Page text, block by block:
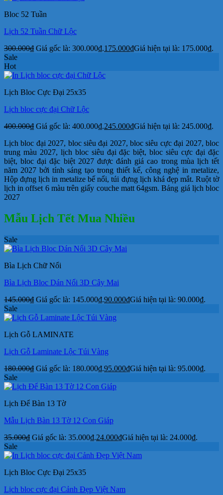
Bloc 52 Tuần
Lịch 52 Tuần Chữ Lộc
300.000₫ Giá gốc là: 300.000₫.175.000₫Giá hiện tại là: 175.000₫.
Sale
Hot
Lịch Bloc Cực Đại 25x35
Lịch bloc cực đại Chữ Lộc
400.000₫ Giá gốc là: 400.000₫.245.000₫Giá hiện tại là: 245.000₫.
Lịch bloc đại 2027, bloc siêu đại 2027, bloc siêu cực đại 2027, bloc
trung màu 2027, lịch bloc siêu đại đặc biệt, bloc siêu cực đại đặc
biệt, bloc đại đặc biệt 2027 được đánh giá cao trong mùa lịch tết
năm 2027 bởi tính sáng tạo trong thiết kế, công nghệ in metalize,
Hộp đựng lịch in metalize bế nổi, túi đựng lịch khá đẹp mắt. Ruột tờ
lịch in offset 6 màu trên giấy couche matt 64gsm. Bảng giá lịch bloc
2027
Mẫu Lịch Tết Mua Nhiều
Sale
Bìa Lịch Chữ Nổi
Bìa Lịch Bloc Dán Nổi 3D Cây Mai
145.000₫ Giá gốc là: 145.000₫.90.000₫Giá hiện tại là: 90.000₫.
Sale
Lịch Gỗ LAMINATE
Lịch Gỗ Laminate Lộc Túi Vàng
180.000₫ Giá gốc là: 180.000₫.95.000₫Giá hiện tại là: 95.000₫.
Sale
Lịch Để Bàn 13 Tờ
Mẫu Lịch Bàn 13 Tờ 12 Con Giáp
35.000₫ Giá gốc là: 35.000₫.24.000₫Giá hiện tại là: 24.000₫.
Sale
Lịch Bloc Cực Đại 25x35
Lịch bloc cực đại Cảnh Đẹp Việt Nam